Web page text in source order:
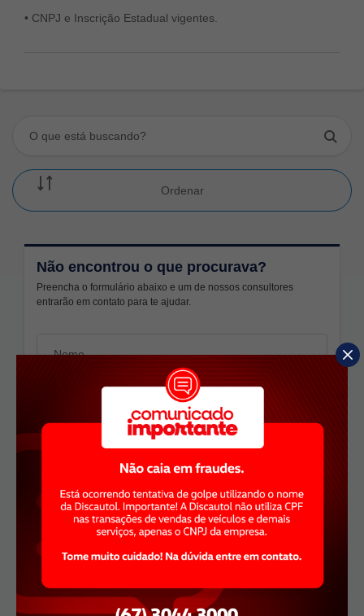
• CNPJ e Inscrição Estadual vigentes.
Ordenar
Não encontrou o que procurava?
Preencha o formulário abaixo e um de nossos consultores
entrarão em contato para te ajudar.
Escolha um modelo
Escolha a unidade